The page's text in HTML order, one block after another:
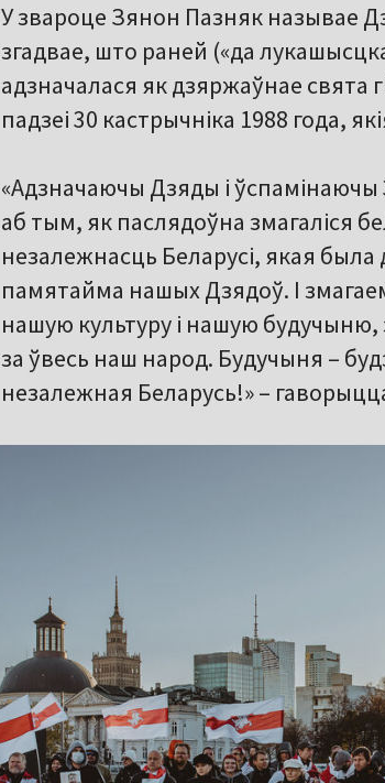
У звароце Зянон Пазняк называе
згадвае, што раней («да
адзначалася як дзяржаўнае свята
падзеі 30 кастрычніка 1988 года,
«Адзначаючы Дзяды і ўспамінаючы
аб тым, як паслядоўна змагаліся
незалежнасць Беларусі, якая
памятайма нашых Дзядоў. І
нашую культуру і нашую
за ўвесь наш народ. Будучыня –
незалежная Беларусь!» –